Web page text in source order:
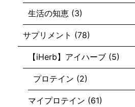
生活の知恵 (3)
サプリメント (78)
【iHerb】アイハーブ (5)
プロテイン (2)
マイプロテイン (61)